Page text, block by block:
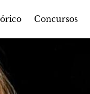
Concursos